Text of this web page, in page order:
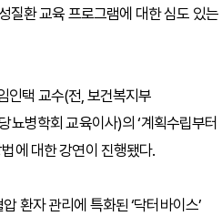
질환 교육 프로그램에 대한 심도 있는
인택 교수(전, 보건복지부
병학회 교육이사)의 ‘계획수립부터
에 대한 강연이 진행됐다.
환자 관리에 특화된 ‘닥터바이스’